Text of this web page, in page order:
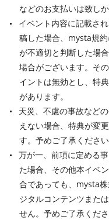
などのお支払いは致しか
イベント内容に記載さ
稿した場合、mysta規
が不適切と判断した場
場合がございます。そ
イントは無効とし、特
があります。
天災、不慮の事故など
えない場合、特典が変
す。予めご了承ください
万が一、前項に定める
た場合、その他本イベ
合であっても、mysta
ジタルコンテンツまた
せん。予めご了承くださ